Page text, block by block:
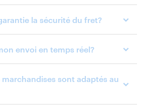
la sécurité du fret?
envoi en temps réel?
sont adaptés au